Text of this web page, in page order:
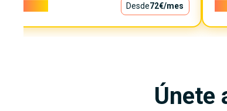
Desde72€/mes
Únete